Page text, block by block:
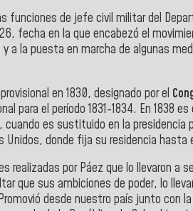
funciones de jefe civil militar del
fecha en la que encabezó el
a la puesta en marcha de algunas
en 1830, designado por el
para el período 1831-1834. En 1838
cuando es sustituido en la presidencia
donde fija su residencia hasta
realizadas por Páez que lo llevaron a
que sus ambiciones de poder, lo
desde nuestro país junto con